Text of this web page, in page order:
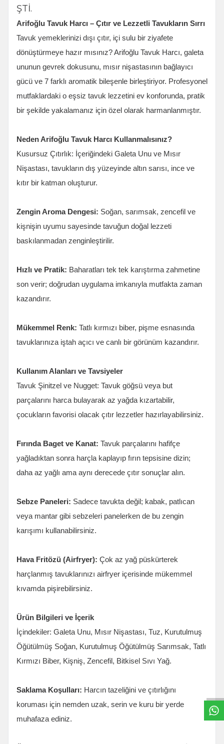
ŞTİ.
Arifoğlu Tavuk Harcı – Çıtır ve Lezzetli Tavukların Sırrı
Tavuk yemeklerinizi dışı çıtır, içi sulu bir ziyafete
dönüştürmeye hazır mısınız? Arifoğlu Tavuk Harcı, galeta
ununun gevrek dokusunu, mısır nişastasının bağlayıcı
gücü ve 7 farklı aromatik bileşenle birleştiriyor. Profesyonel
mutfaklardaki o eşsiz tavuk lezzetini ev konforunda, pratik
bir şekilde yakalamanız için özel olarak harmanlanmıştır.
Neden Arifoğlu Tavuk Harcı Kullanmalısınız?
Kusursuz Çıtırlık: İçeriğindeki Galeta Unu ve Mısır
Nişastası, tavukların dış yüzeyinde altın sarısı, ince ve
kıtır bir katman oluşturur.
Zengin Aroma Dengesi: Soğan, sarımsak, zencefil ve
kişnişin uyumu sayesinde tavuğun doğal lezzeti
baskılanmadan zenginleştirilir.
Hızlı ve Pratik: Baharatları tek tek karıştırma zahmetine
son verir; doğrudan uygulama imkanıyla mutfakta zaman
kazandırır.
Mükemmel Renk: Tatlı kırmızı biber, pişme esnasında
tavuklarınıza iştah açıcı ve canlı bir görünüm kazandırır.
Kullanım Alanları ve Tavsiyeler
Tavuk Şinitzel ve Nugget: Tavuk göğsü veya but
parçalarını harca bulayarak az yağda kızartabilir,
çocukların favorisi olacak çıtır lezzetler hazırlayabilirsiniz.
Fırında Baget ve Kanat: Tavuk parçalarını hafifçe
yağladıktan sonra harçla kaplayıp fırın tepsisine dizin;
daha az yağlı ama aynı derecede çıtır sonuçlar alın.
Sebze Paneleri: Sadece tavukta değil; kabak, patlıcan
veya mantar gibi sebzeleri panelerken de bu zengin
karışımı kullanabilirsiniz.
Hava Fritözü (Airfryer): Çok az yağ püskürterek
harçlanmış tavuklarınızı airfryer içerisinde mükemmel
kıvamda pişirebilirsiniz.
Ürün Bilgileri ve İçerik
İçindekiler: Galeta Unu, Mısır Nişastası, Tuz, Kurutulmuş
Öğütülmüş Soğan, Kurutulmuş Öğütülmüş Sarımsak, Tatlı
Kırmızı Biber, Kişniş, Zencefil, Bitkisel Sıvı Yağ.
Saklama Koşulları: Harcın tazeliğini ve çıtırlığını
koruması için nemden uzak, serin ve kuru bir yerde
muhafaza ediniz.